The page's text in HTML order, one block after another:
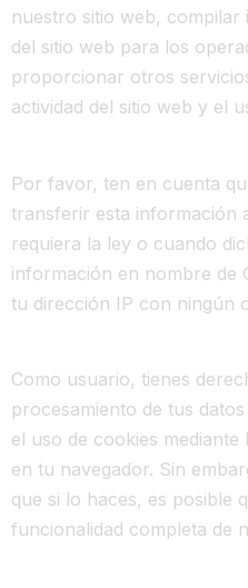
nuestro sitio web,
del sitio web para los
proporcionar otros
actividad del sitio web y el
Por favor, ten en cuenta
transferir esta información
requiera la ley o cuando
información en nombre de
tu dirección IP con ningún
Como usuario, tienes
procesamiento de tus
el uso de cookies
en tu navegador. Sin
que si lo haces, es posible
funcionalidad completa de